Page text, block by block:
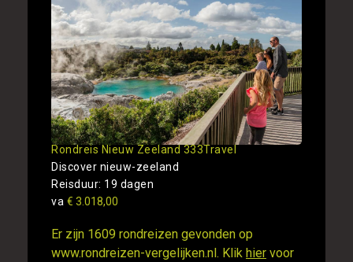
Rondreis Nieuw Zeeland 333Travel
Discover nieuw-zeeland
Reisduur: 19 dagen
va € 3.018,00
Er zijn 1609 rondreizen gevonden op
www.rondreizen-vergelijken.nl. Klik hier voor